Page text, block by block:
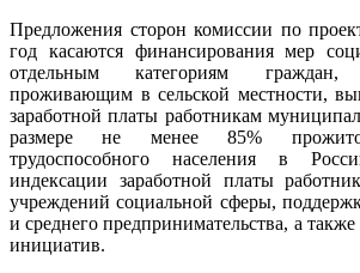
Предложения сторон комиссии по
год касаются финансирования мер
отдельным категориям
проживающим в сельской местности,
заработной платы работникам
размере не менее 85%
трудоспособного населения в
индексации заработной платы
учреждений социальной сферы,
и среднего предпринимательства, а
инициатив.